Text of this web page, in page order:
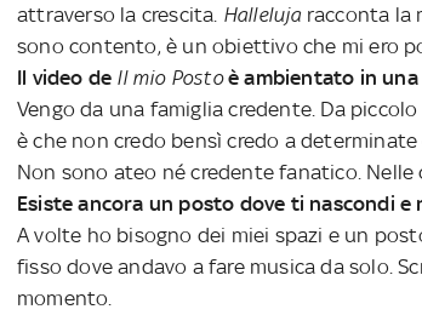
attraverso la crescita. Hallelujaracconta la
sono contento, è un obiettivo che mi ero
Il video de Il mio Postoè ambientato in una
Vengo da una famiglia credente. Da
è che non credo bensì credo a
Non sono ateo né credente fanatico. Nelle
Esiste ancora un posto dove ti nascondi e
A volte ho bisogno dei miei spazi e un
fisso dove andavo a fare musica da solo.
momento.